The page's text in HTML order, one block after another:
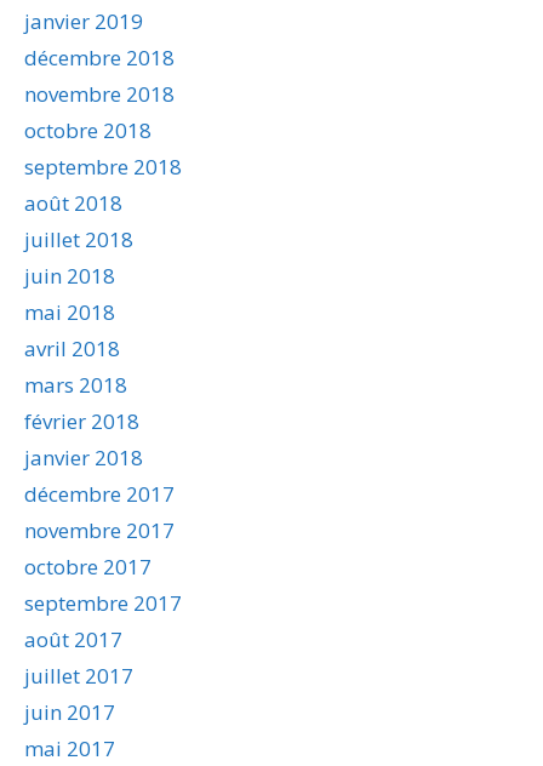
janvier 2019
décembre 2018
novembre 2018
octobre 2018
septembre 2018
août 2018
juillet 2018
juin 2018
mai 2018
avril 2018
mars 2018
février 2018
janvier 2018
décembre 2017
novembre 2017
octobre 2017
septembre 2017
août 2017
juillet 2017
juin 2017
mai 2017